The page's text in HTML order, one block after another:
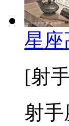
星座
[射
射